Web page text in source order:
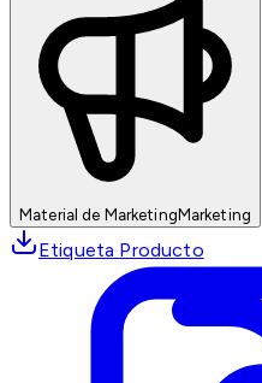
Material de MarketingMarketing
Etiqueta Producto